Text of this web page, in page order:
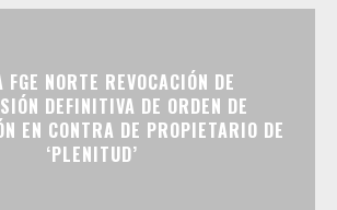
FGE NORTE REVOCACIÓN DE
DEFINITIVA DE ORDEN DE
EN CONTRA DE PROPIETARIO DE
‘PLENITUD’